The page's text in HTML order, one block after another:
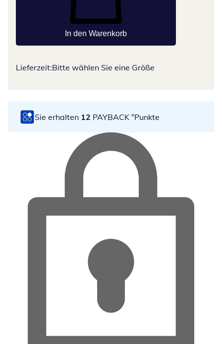
In den Warenkorb
Lieferzeit:Bitte wählen Sie eine Größe
Sie erhalten 12 PAYBACK °Punkte